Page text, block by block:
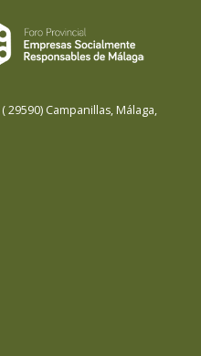
(29590) Campanillas, Málaga,